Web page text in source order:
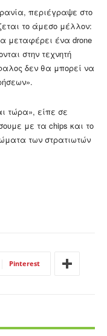
περιέγραψε στο
το άμεσο μέλλον:
μεταφέρει ένα drone
στην τεχνητή
δεν θα μπορεί να
τώρα», είπε σε
με τα chips και το
των στρατιωτών
Pinterest